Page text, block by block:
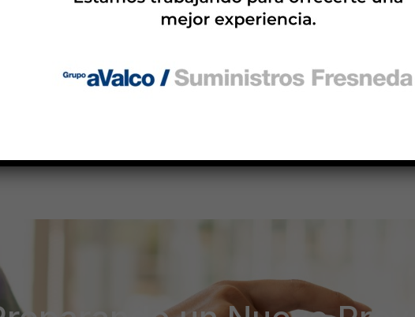
Añadir al carrito